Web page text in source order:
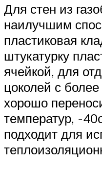
Для стен из
наилучшим
пластиковая
штукатурку
ячейкой, для
цоколей с
хорошо
температур, -
подходит для